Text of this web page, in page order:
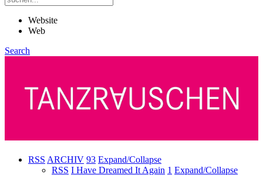
Website
Web
Search
RSS ARCHIV 93 Expand/Collapse
RSS I Have Dreamed It Again 1 Expand/Collapse